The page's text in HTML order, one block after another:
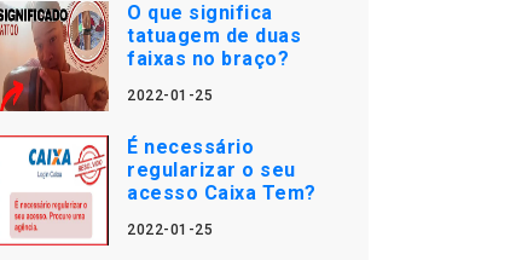
O que significa
tatuagem de duas
faixas no braço?
2022-01-25
É necessário
regularizar o seu
acesso Caixa Tem?
2022-01-25